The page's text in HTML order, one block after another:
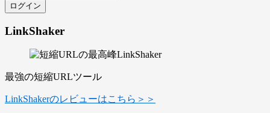
ログイン
LinkShaker
最強の短縮URLツール
LinkShakerのレビューはこちら＞＞